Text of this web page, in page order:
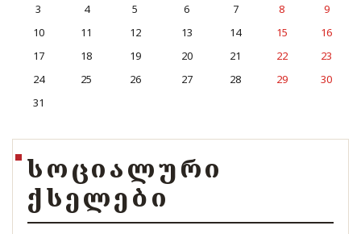
3
4 5 6 7 8
9
10
11 12 13 14 15
16
17
18 19 20 21 22
23
24
25 26 27 28 29
30
31
ᲡᲝᲪᲘᲐᲚᲣᲠᲘ
ᲥᲡᲔᲚᲔᲑᲘ